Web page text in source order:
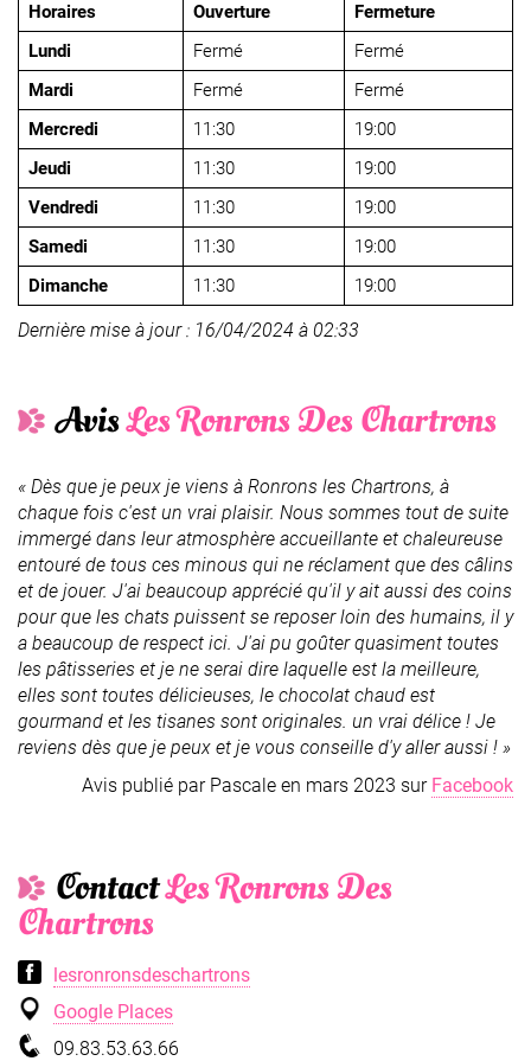
Horaires Ouverture
Fermeture
Lundi
Fermé
Fermé
Mardi
Fermé
Fermé
Mercredi
11:30
19:00
Jeudi
11:30
19:00
Vendredi
11:30
19:00
Samedi
11:30
19:00
Dimanche
11:30 19:00
Dernière mise à jour : 16/04/2024 à 02:33
AvisLes Ronrons Des Chartrons
« Dès que je peux je viens à Ronrons les Chartrons, à
chaque fois c'est un vrai plaisir. Nous sommes tout de suite
immergé dans leur atmosphère accueillante et chaleureuse
entouré de tous ces minous qui ne réclament que des câlins
et de jouer. J'ai beaucoup apprécié qu'il y ait aussi des coins
pour que les chats puissent se reposer loin des humains, il y
a beaucoup de respect ici. J'ai pu goûter quasiment toutes
les pâtisseries et je ne serai dire laquelle est la meilleure,
elles sont toutes délicieuses, le chocolat chaud est
gourmand et les tisanes sont originales. un vrai délice ! Je
reviens dès que je peux et je vous conseille d'y aller aussi ! »
Avis publié par Pascale en mars 2023 sur Facebook
ContactLes Ronrons Des
Chartrons
lesronronsdeschartrons
Google Places
09.83.53.63.66